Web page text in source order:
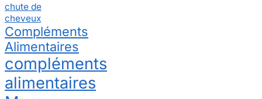
chute de
cheveux
Compléments
Alimentaires
compléments
alimentaires